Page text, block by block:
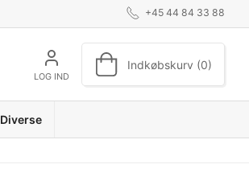
+45 44 84 33 88
LOG IND
Indkøbskurv (0)
Diverse